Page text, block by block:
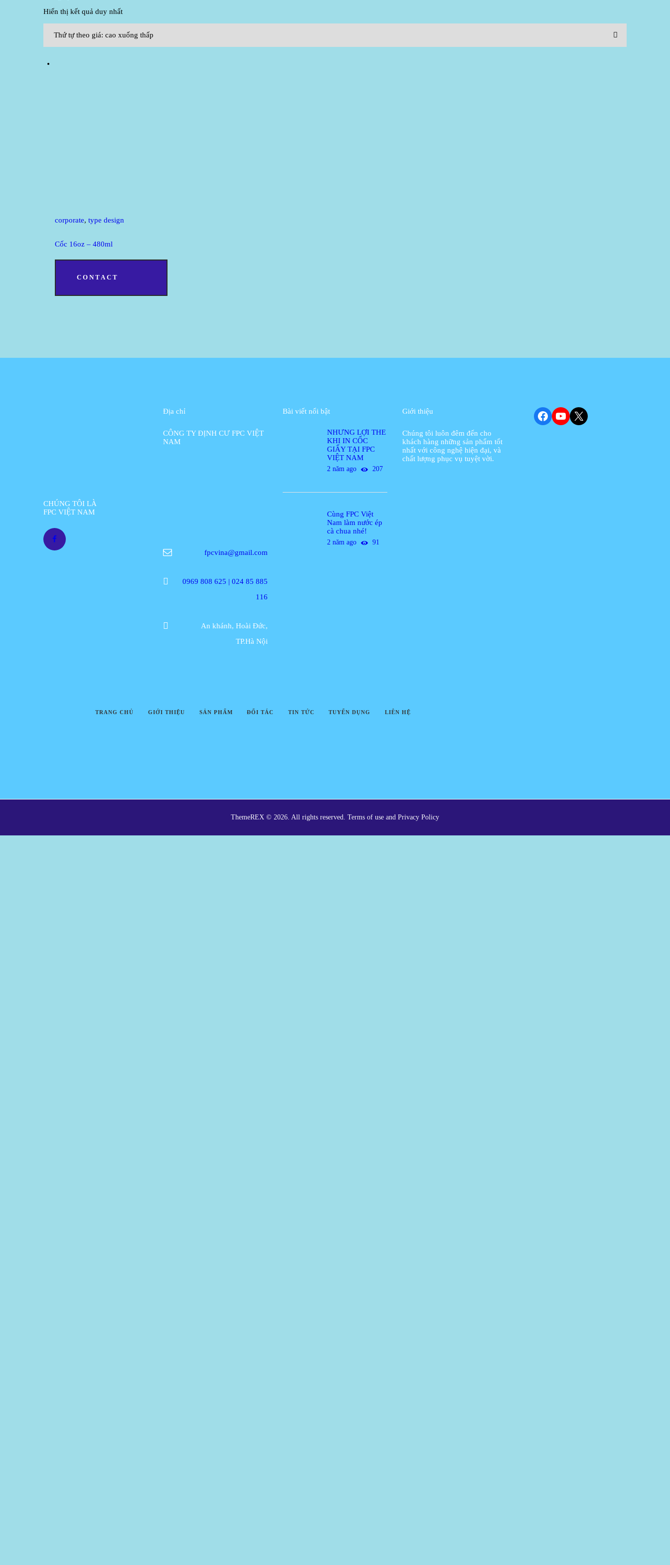
Hiển thị kết quả duy nhất
corporate, type design
Cốc 16oz – 480ml
CONTACT
CHÚNG TÔI LÀ
FPC VIỆT NAM
Địa chỉ
CÔNG TY ĐỊNH CƯ FPC VIỆT
NAM
fpcvina@gmail.com
0969 808 625 | 024 85 885
116
An khánh, Hoài Đức,
TP.Hà Nội
Bài viết nổi bật
NHỮNG LỢI THẾ
KHI IN CỐC
GIẤY TẠI FPC
VIỆT NAM
2 năm ago 207
Cùng FPC Việt
Nam làm nước ép
cà chua nhé!
2 năm ago 91
Giới thiệu
Chúng tôi luôn đêm đến cho
khách hàng những sản phẩm tốt
nhất với công nghệ hiện đại, và
chất lượng phục vụ tuyệt vời.
Facebook
YouTube
X
TRANG CHỦ GIỚI THIỆU SẢN PHẨM ĐỐI TÁC TIN TỨC TUYỂN DỤNG LIÊN HỆ
ThemeREX © 2026. All rights reserved. Terms of use and Privacy Policy